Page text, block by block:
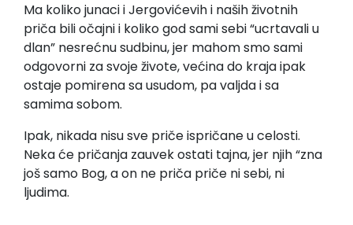
Ma koliko junaci i Jergovićevih i naših životnih
priča bili očajni i koliko god sami sebi “ucrtavali u
dlan” nesrećnu sudbinu, jer mahom smo sami
odgovorni za svoje živote, većina do kraja ipak
ostaje pomirena sa usudom, pa valjda i sa
samima sobom.
Ipak, nikada nisu sve priče ispričane u celosti.
Neka će pričanja zauvek ostati tajna, jer njih “zna
još samo Bog, a on ne priča priče ni sebi, ni
ljudima.